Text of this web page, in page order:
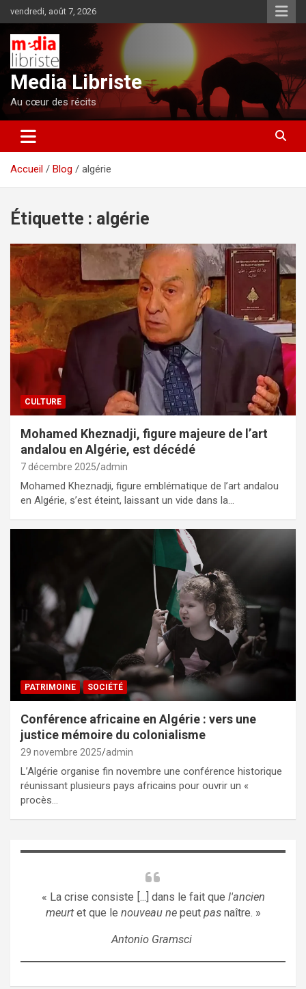
au
contenu
vendredi, août 7, 2026
Media Libriste
Au cœur des récits
Accueil Blog algérie
Étiquette : algérie
CULTURE
Mohamed Kheznadji, figure majeure de l’art
andalou en Algérie, est décédé
7 décembre 2025 admin
Mohamed Kheznadji, figure emblématique de l’art andalou
en Algérie, s’est éteint, laissant un vide dans la…
PATRIMOINE SOCIÉTÉ
Conférence africaine en Algérie : vers une
justice mémoire du colonialisme
29 novembre 2025 admin
L’Algérie organise fin novembre une conférence historique
réunissant plusieurs pays africains pour ouvrir un «
procès…
« La crise consiste [...] dans le fait que l'ancien
meurtet que le nouveau nepeut pasnaître. »
Antonio Gramsci